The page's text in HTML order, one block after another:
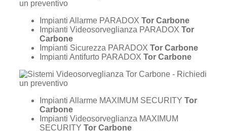
Impianti Allarme PARADOX Tor Carbone
Impianti Videosorveglianza PARADOX Tor
Carbone
Impianti Sicurezza PARADOX Tor Carbone
Impianti Antifurto PARADOX Tor Carbone
Impianti Allarme MAXIMUM SECURITY Tor
Carbone
Impianti Videosorveglianza MAXIMUM
SECURITY Tor Carbone